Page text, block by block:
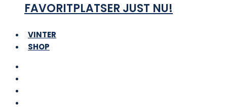
FAVORITPLATSER JUST NU!
VINTER
SHOP